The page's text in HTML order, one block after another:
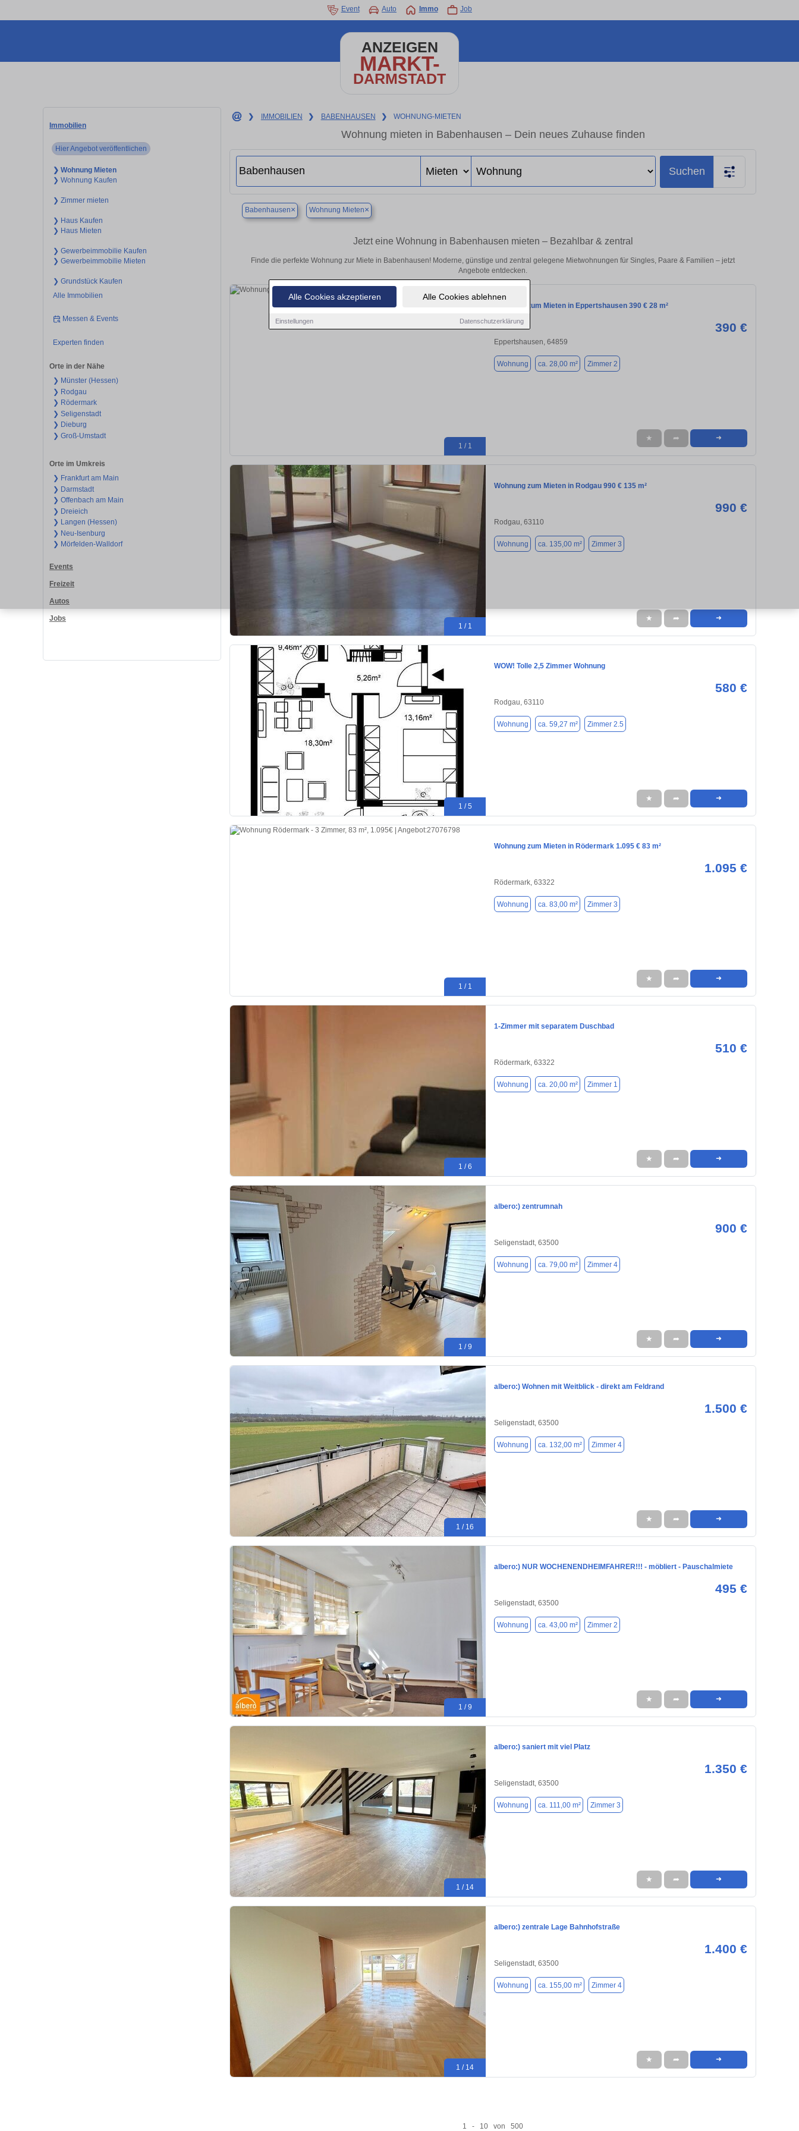
Alle Cookies akzeptieren Alle Cookies ablehnen
Einstellungen Datenschutzerklärung
Event Auto Immo Job
ANZEIGEN
MARKT-
DARMSTADT
Immobilien
Hier Angebot veröffentlichen
❯ Wohnung Mieten
❯ Wohnung Kaufen
❯ Zimmer mieten
❯ Haus Kaufen
❯ Haus Mieten
❯ Gewerbeimmobilie Kaufen
❯ Gewerbeimmobilie Mieten
❯ Grundstück Kaufen
Alle Immobilien
Messen & Events
Experten finden
Orte in der Nähe
❯ Münster (Hessen)
❯ Rodgau
❯ Rödermark
❯ Seligenstadt
❯ Dieburg
❯ Groß-Umstadt
Orte im Umkreis
❯ Frankfurt am Main
❯ Darmstadt
❯ Offenbach am Main
❯ Dreieich
❯ Langen (Hessen)
❯ Neu-Isenburg
❯ Mörfelden-Walldorf
Events
Freizeit
Autos
Jobs
❯ IMMOBILIEN ❯ BABENHAUSEN ❯ WOHNUNG-MIETEN
Wohnung mieten in Babenhausen – Dein neues Zuhause finden
Suchen
Babenhausen× Wohnung Mieten×
Jetzt eine Wohnung in Babenhausen mieten – Bezahlbar & zentral
Finde die perfekte Wohnung zur Miete in Babenhausen! Moderne, günstige und zentral gelegene Mietwohnungen für Singles, Paare & Familien – jetzt
Angebote entdecken.
1 / 1
Wohnung zum Mieten in Eppertshausen 390 € 28 m²
390 €
Eppertshausen, 64859
Wohnung ca. 28,00 m² Zimmer 2
★ ➦ ➜
1 / 1
Wohnung zum Mieten in Rodgau 990 € 135 m²
990 €
Rodgau, 63110
Wohnung ca. 135,00 m² Zimmer 3
★ ➦ ➜
1 / 5
WOW! Tolle 2,5 Zimmer Wohnung
580 €
Rodgau, 63110
Wohnung ca. 59,27 m² Zimmer 2.5
★ ➦ ➜
1 / 1
Wohnung zum Mieten in Rödermark 1.095 € 83 m²
1.095 €
Rödermark, 63322
Wohnung ca. 83,00 m² Zimmer 3
★ ➦ ➜
1 / 6
1-Zimmer mit separatem Duschbad
510 €
Rödermark, 63322
Wohnung ca. 20,00 m² Zimmer 1
★ ➦ ➜
1 / 9
albero:) zentrumnah
900 €
Seligenstadt, 63500
Wohnung ca. 79,00 m² Zimmer 4
★ ➦ ➜
1 / 16
albero:) Wohnen mit Weitblick - direkt am Feldrand
1.500 €
Seligenstadt, 63500
Wohnung ca. 132,00 m² Zimmer 4
★ ➦ ➜
1 / 9
albero:) NUR WOCHENENDHEIMFAHRER!!! - möbliert - Pauschalmiete
495 €
Seligenstadt, 63500
Wohnung ca. 43,00 m² Zimmer 2
★ ➦ ➜
1 / 14
albero:) saniert mit viel Platz
1.350 €
Seligenstadt, 63500
Wohnung ca. 111,00 m² Zimmer 3
★ ➦ ➜
1 / 14
albero:) zentrale Lage Bahnhofstraße
1.400 €
Seligenstadt, 63500
Wohnung ca. 155,00 m² Zimmer 4
★ ➦ ➜
1 - 10 von 500